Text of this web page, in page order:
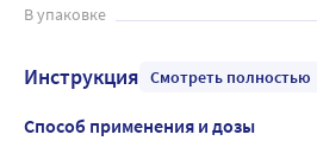
В упаковке
Инструкция Смотреть полностью
Способ применения и дозы